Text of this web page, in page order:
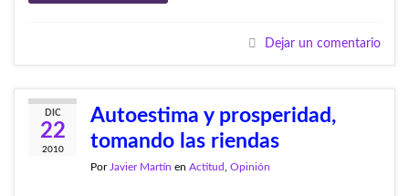
Dejar un comentario
DIC
22
2010
Autoestima y prosperidad,
tomando las riendas
Por Javier Martín en Actitud Opinión